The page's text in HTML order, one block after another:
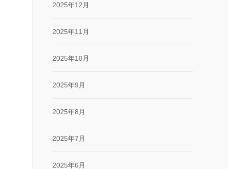
2025年12月
2025年11月
2025年10月
2025年9月
2025年8月
2025年7月
2025年6月